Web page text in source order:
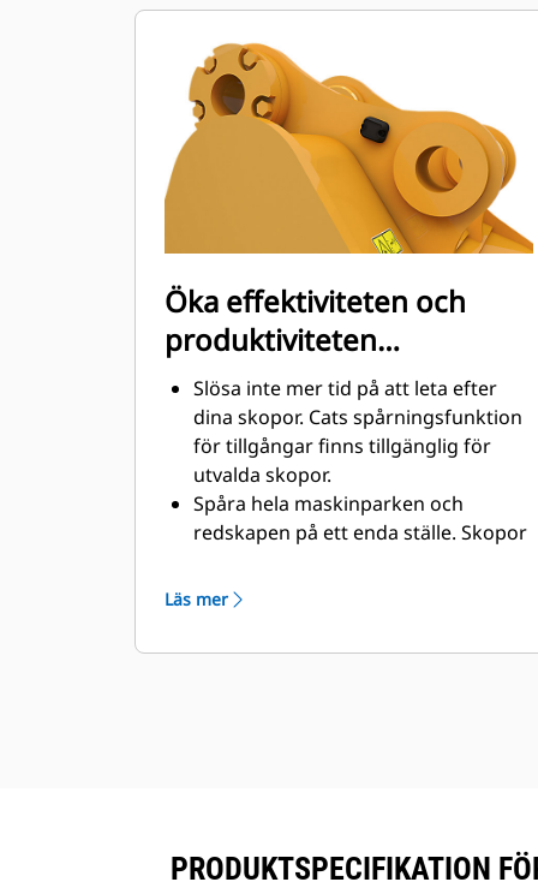
grävning. Cat-skoporna är
utformade för att skära genom
material snabbt för att förbättra
maskinens totala effektivitet.
Lasta mer material på kortare tid.
Skopans form och sidostänger håller
de flesta material i din skopa vid
varje lastning.
Öka effektiviteten och
produktiviteten
med integrerad Cat
Connect-teknik
Slösa inte mer tid på att leta efter
dina skopor. Cats spårningsfunktion
för tillgångar finns tillgänglig för
utvalda skopor.
Spåra hela maskinparken och
redskapen på ett enda ställe. Skopor
tillsammans med Product Link
Förvara dina tillgångar säkert.
Läs mer
PRODUKTSPECIFIKATION